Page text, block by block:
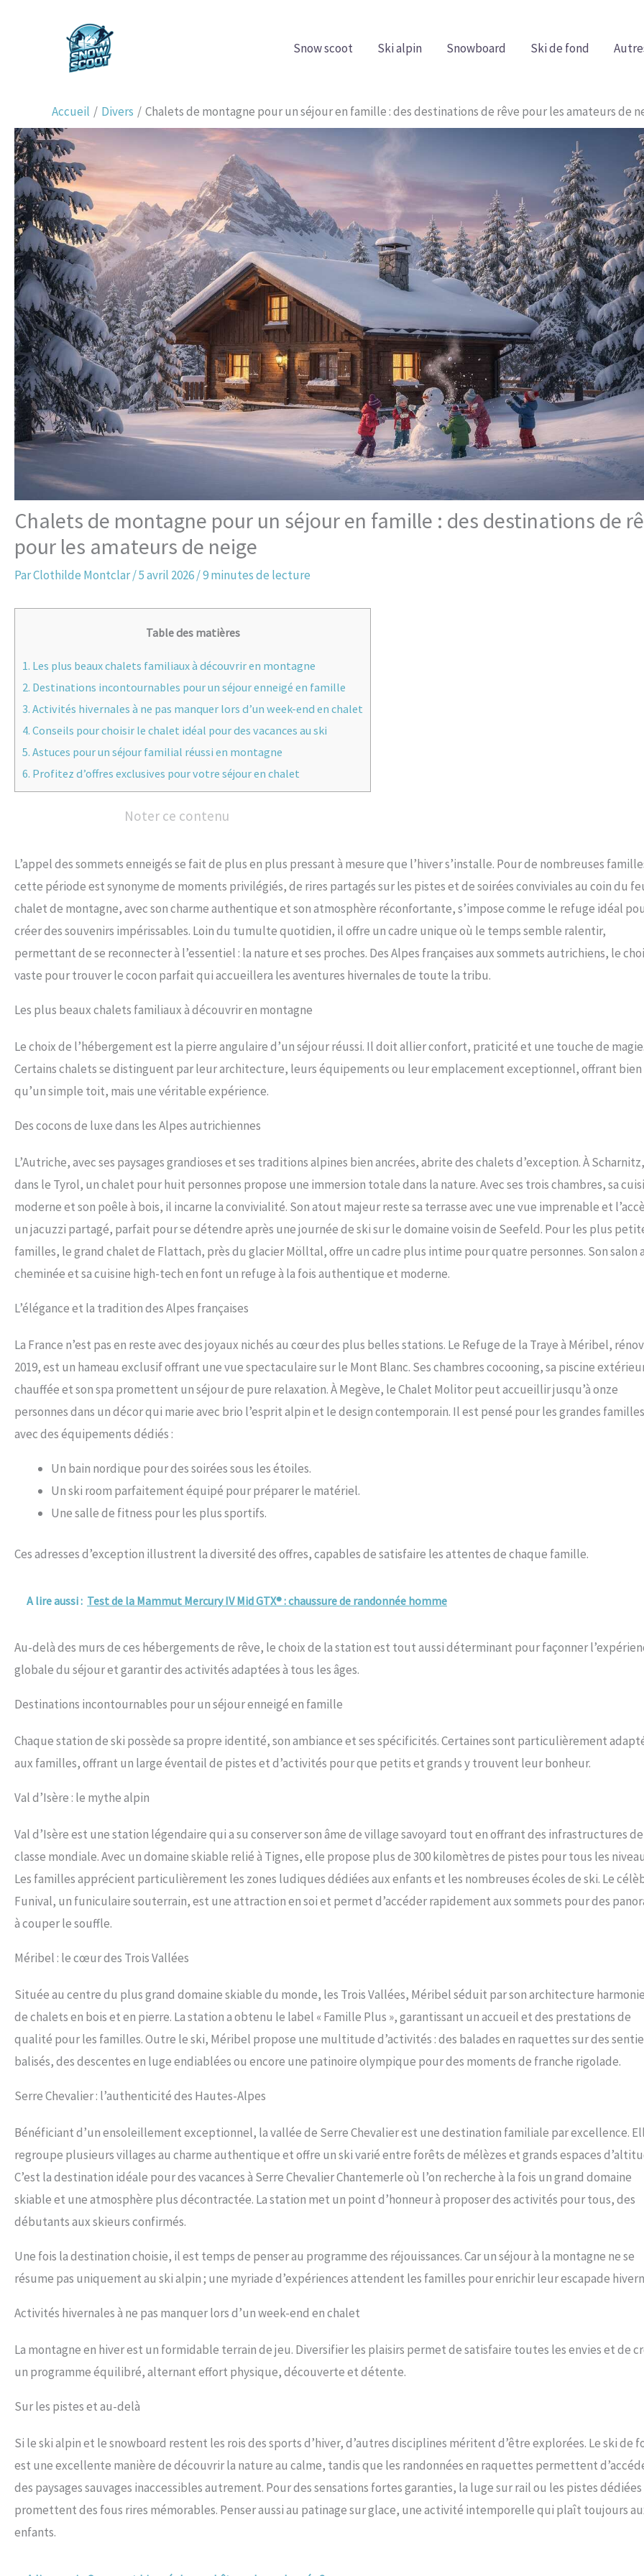
Snow scoot Ski alpin Snowboard Ski de fond
Accueil Divers Chalets de montagne pour un séjour en famille : des destinations de rêve pour les amateurs de
Chalets de montagne pour un séjour en famille : des destinations de
pour les amateurs de neige
ParClothilde Montclar/5 avril 2026/9 minutes de lecture
Table des matières
1. Les plus beaux chalets familiaux à découvrir en montagne
2. Destinations incontournables pour un séjour enneigé en famille
3. Activités hivernales à ne pas manquer lors d’un week-end en chalet
4. Conseils pour choisir le chalet idéal pour des vacances au ski
5. Astuces pour un séjour familial réussi en montagne
6. Profitez d’offres exclusives pour votre séjour en chalet
Noter ce contenu
L’appel des sommets enneigés se fait de plus en plus pressant à mesure que l’hiver s’installe. Pour de nombreuses
cette période est synonyme de moments privilégiés, de rires partagés sur les pistes et de soirées conviviales au coin du
chalet de montagne, avec son charme authentique et son atmosphère réconfortante, s’impose comme le refuge idéal
créer des souvenirs impérissables. Loin du tumulte quotidien, il offre un cadre unique où le temps semble ralentir,
permettant de se reconnecter à l’essentiel : la nature et ses proches. Des Alpes françaises aux sommets autrichiens, le
vaste pour trouver le cocon parfait qui accueillera les aventures hivernales de toute la tribu.
Les plus beaux chalets familiaux à découvrir en montagne
Le choix de l’hébergement est la pierre angulaire d’un séjour réussi. Il doit allier confort, praticité et une touche de magie.
Certains chalets se distinguent par leur architecture, leurs équipements ou leur emplacement exceptionnel, offrant
qu’un simple toit, mais une véritable expérience.
Des cocons de luxe dans les Alpes autrichiennes
L’Autriche, avec ses paysages grandioses et ses traditions alpines bien ancrées, abrite des chalets d’exception. À Scharnitz,
dans le Tyrol, un chalet pour huit personnes propose une immersion totale dans la nature. Avec ses trois chambres, sa
moderne et son poêle à bois, il incarne la convivialité. Son atout majeur reste sa terrasse avec une vue imprenable et
un jacuzzi partagé, parfait pour se détendre après une journée de ski sur le domaine voisin de Seefeld. Pour les plus
familles, le grand chalet de Flattach, près du glacier Mölltal, offre un cadre plus intime pour quatre personnes. Son salon
cheminée et sa cuisine high-tech en font un refuge à la fois authentique et moderne.
L’élégance et la tradition des Alpes françaises
La France n’est pas en reste avec des joyaux nichés au cœur des plus belles stations. Le Refuge de la Traye à Méribel,
2019, est un hameau exclusif offrant une vue spectaculaire sur le Mont Blanc. Ses chambres cocooning, sa piscine
chauffée et son spa promettent un séjour de pure relaxation. À Megève, le Chalet Molitor peut accueillir jusqu’à onze
personnes dans un décor qui marie avec brio l’esprit alpin et le design contemporain. Il est pensé pour les grandes familles
avec des équipements dédiés :
Un bain nordique pour des soirées sous les étoiles.
Un ski room parfaitement équipé pour préparer le matériel.
Une salle de fitness pour les plus sportifs.
Ces adresses d’exception illustrent la diversité des offres, capables de satisfaire les attentes de chaque famille.
A lire aussi : Test de la Mammut Mercury IV Mid GTX® : chaussure de randonnée homme
Au-delà des murs de ces hébergements de rêve, le choix de la station est tout aussi déterminant pour façonner
globale du séjour et garantir des activités adaptées à tous les âges.
Destinations incontournables pour un séjour enneigé en famille
Chaque station de ski possède sa propre identité, son ambiance et ses spécificités. Certaines sont particulièrement
aux familles, offrant un large éventail de pistes et d’activités pour que petits et grands y trouvent leur bonheur.
Val d’Isère : le mythe alpin
Val d’Isère est une station légendaire qui a su conserver son âme de village savoyard tout en offrant des infrastructures de
classe mondiale. Avec un domaine skiable relié à Tignes, elle propose plus de 300 kilomètres de pistes pour tous les
Les familles apprécient particulièrement les zones ludiques dédiées aux enfants et les nombreuses écoles de ski. Le
Funival, un funiculaire souterrain, est une attraction en soi et permet d’accéder rapidement aux sommets pour des
à couper le souffle.
Méribel : le cœur des Trois Vallées
Située au centre du plus grand domaine skiable du monde, les Trois Vallées, Méribel séduit par son architecture
de chalets en bois et en pierre. La station a obtenu le label « Famille Plus », garantissant un accueil et des prestations de
qualité pour les familles. Outre le ski, Méribel propose une multitude d’activités : des balades en raquettes sur des
balisés, des descentes en luge endiablées ou encore une patinoire olympique pour des moments de franche rigolade.
Serre Chevalier : l’authenticité des Hautes-Alpes
Bénéficiant d’un ensoleillement exceptionnel, la vallée de Serre Chevalier est une destination familiale par excellence.
regroupe plusieurs villages au charme authentique et offre un ski varié entre forêts de mélèzes et grands espaces
C’est la destination idéale pour des vacances à Serre Chevalier Chantemerle où l’on recherche à la fois un grand domaine
skiable et une atmosphère plus décontractée. La station met un point d’honneur à proposer des activités pour tous, des
débutants aux skieurs confirmés.
Une fois la destination choisie, il est temps de penser au programme des réjouissances. Car un séjour à la montagne ne se
résume pas uniquement au ski alpin ; une myriade d’expériences attendent les familles pour enrichir leur escapade
Activités hivernales à ne pas manquer lors d’un week-end en chalet
La montagne en hiver est un formidable terrain de jeu. Diversifier les plaisirs permet de satisfaire toutes les envies et de
un programme équilibré, alternant effort physique, découverte et détente.
Sur les pistes et au-delà
Si le ski alpin et le snowboard restent les rois des sports d’hiver, d’autres disciplines méritent d’être explorées. Le ski de
est une excellente manière de découvrir la nature au calme, tandis que les randonnées en raquettes permettent
des paysages sauvages inaccessibles autrement. Pour des sensations fortes garanties, la luge sur rail ou les pistes dédiées
promettent des fous rires mémorables. Penser aussi au patinage sur glace, une activité intemporelle qui plaît toujours
enfants.